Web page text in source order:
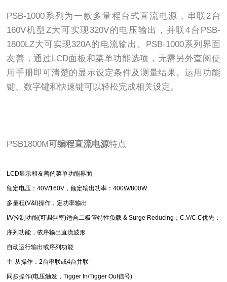
PSB-1000系列为一款多量程台式直流电源，串联2台
160V机型Z大可实现320V的电压输出，并联4台PSB-
1800LZ大可实现320A的电流输出。PSB-1000系列界面
友善，通过LCD面板和菜单功能选项，无需另外查阅使
用手册即可清楚的显示设定条件及测量结果。运用功能
键、数字键和快速键可以轻松完成相关设定。
PSB1800M可编程直流电源特点
LCD显示和友善的菜单功能界面
额定电压：40V/160V，额定输出功率：400W/800W
多量程(V&I)操作，定功率输出
I/V控制功能(可调斜率)适合二极管特性负载 & Surge Reducing；C.V/C.C优先；
序列功能，依序输出直流波形
自动运行输出或序列功能
主-从操作：2台串联或4台并联
同步操作(电压触发，Tigger In/Tigger Out信号)